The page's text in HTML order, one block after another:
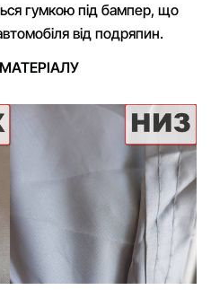
гумкою під бампер, що
від подряпин.